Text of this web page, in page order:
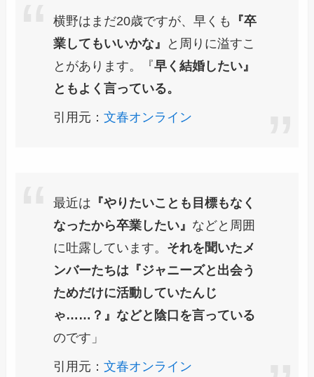
横野はまだ20歳ですが、早くも
『卒
業してもいいかな』
と周りに溢すこ
とがあります。『早く結婚したい』
ともよく言っている。
引用元：文春オンライン
最近は 『やりたいことも目標もなく
なったから卒業したい』 などと周囲
に吐露しています。 それを聞いたメ
ンバーたちは『ジャニーズと出会う
ためだけに活動していたんじ
ゃ……？』などと陰口を言っている
のです」
引用元：文春オンライン